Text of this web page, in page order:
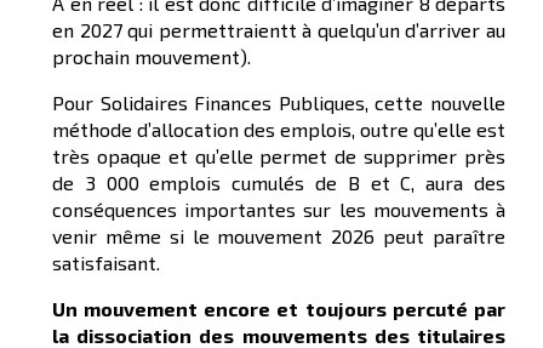
en 2027 qui permettraientt à quelqu’un d’arriver au
prochain mouvement).
Pour Solidaires Finances Publiques, cette nouvelle
méthode d’allocation des emplois, outre qu’elle est
très opaque et qu’elle permet de supprimer près
de 3 000 emplois cumulés de B et C, aura des
conséquences importantes sur les mouvements à
venir même si le mouvement 2026 peut paraître
satisfaisant.
Un mouvement encore et toujours percuté par
la dissociation des mouvements des titulaires